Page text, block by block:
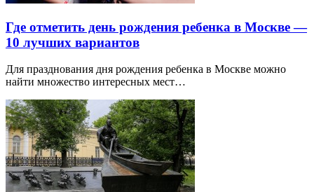
Где отметить день рождения ребенка в Москве —
10 лучших вариантов
Для празднования дня рождения ребенка в Москве можно
найти множество интересных мест…